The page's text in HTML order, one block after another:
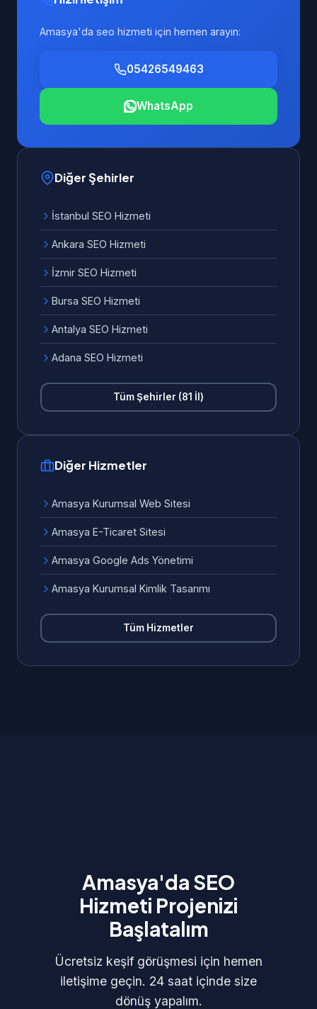
Amasya'da seo hizmeti için hemen arayın:
05426549463
WhatsApp
Diğer Şehirler
İstanbul SEO Hizmeti
Ankara SEO Hizmeti
İzmir SEO Hizmeti
Bursa SEO Hizmeti
Antalya SEO Hizmeti
Adana SEO Hizmeti
Tüm Şehirler (81 İl)
Diğer Hizmetler
Amasya Kurumsal Web Sitesi
Amasya E-Ticaret Sitesi
Amasya Google Ads Yönetimi
Amasya Kurumsal Kimlik Tasarımı
Tüm Hizmetler
Amasya'da SEO
Hizmeti Projenizi
Başlatalım
Ücretsiz keşif görüşmesi için hemen
iletişime geçin. 24 saat içinde size
dönüş yapalım.